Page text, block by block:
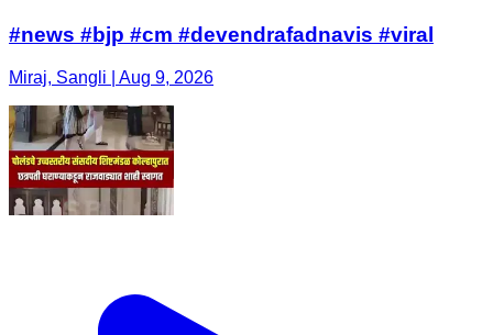
#news #bjp #cm #devendrafadnavis #viral
Miraj, Sangli | Aug 9, 2026